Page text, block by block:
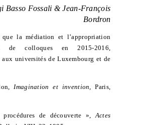
Basso Fossali & Jean-François
Bordron
la médiation et l’appropriation
de colloques en 2015-2016,
aux universités de Luxembourg et de
Imagination et invention,Paris,
de découverte »,Actes